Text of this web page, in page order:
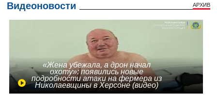
Видеоновости АРХИВ
«Жена убежала, а дрон начал
охоту»: появились новые
подробности атаки на фермера из
Николаевщины в Херсоне (видео)